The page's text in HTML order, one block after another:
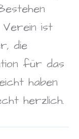
ist
die
für das
haben
herzlich.